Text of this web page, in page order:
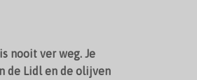
nooit ver weg. Je
de Lidl en de olijven